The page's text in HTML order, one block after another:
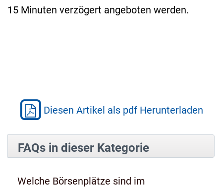
15 Minuten verzögert angeboten werden.
Diesen Artikel als pdf Herunterladen
FAQs in dieser Kategorie
Welche Börsenplätze sind im